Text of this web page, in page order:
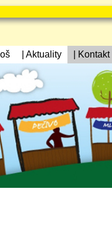
| Aktuality | Kontakt